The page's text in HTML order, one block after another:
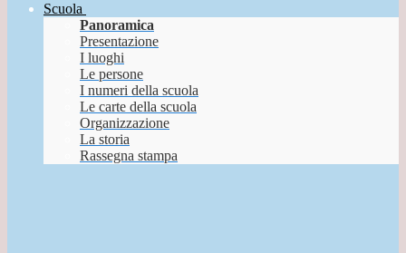
Scuola
Panoramica
Presentazione
I luoghi
Le persone
I numeri della scuola
Le carte della scuola
Organizzazione
La storia
Rassegna stampa